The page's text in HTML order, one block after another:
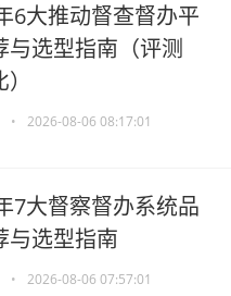
6大推动督查督办平
与选型指南（评测
• 2026-08-06 08:17:01
7大督察督办系统品
与选型指南
• 2026-08-06 07:57:01